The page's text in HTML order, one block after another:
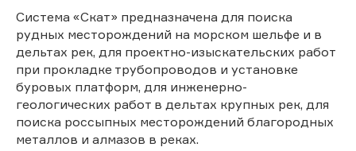
Система «Скат» предназначена для поиска
рудных месторождений на морском шельфе и в
дельтах рек, для проектно-изыскательских работ
при прокладке трубопроводов и установке
буровых платформ, для инженерно-
геологических работ в дельтах крупных рек, для
поиска россыпных месторождений благородных
металлов и алмазов в реках.